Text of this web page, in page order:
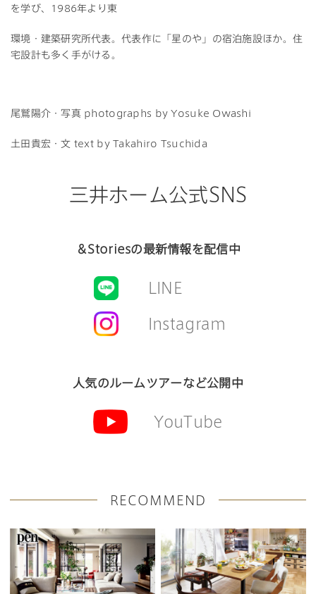
を学び、1986年より東
環境・建築研究所代表。代表作に「星のや」の宿泊施設ほか。住
宅設計も多く手がける。
尾鷲陽介・写真 photographs by Yosuke Owashi
土田貴宏・文 text by Takahiro Tsuchida
三井ホーム公式SNS
＆Storiesの最新情報を配信中
LINE
Instagram
人気のルームツアーなど公開中
YouTube
RECOMMEND